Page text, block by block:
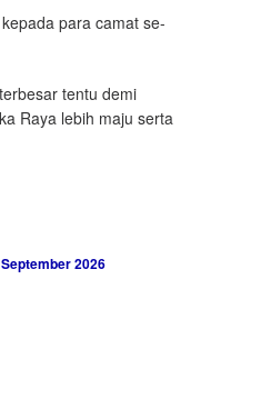
para camat se-
tentu demi
Raya lebih maju serta
2026